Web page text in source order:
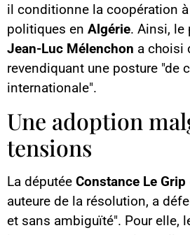
il conditionne la coopération
politiques en Algérie. Ainsi, le
Jean-Luc Mélenchon a choisi
revendiquant une posture "de
internationale".
Une adoption
tensions
La députée Constance Le Grip
auteure de la résolution, a
et sans ambiguïté". Pour elle,